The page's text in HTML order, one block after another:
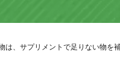
、サプリメントで足りない物を補